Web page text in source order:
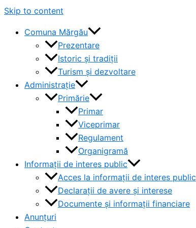
Skip to content
Comuna Mărgău
Prezentare
Istoric și tradiții
Turism și dezvoltare
Administrație
Primărie
Primar
Viceprimar
Regulament
Organigramă
Informații de interes public
Acces la informații de interes public
Declarații de avere și interese
Documente și informații financiare
Anunțuri